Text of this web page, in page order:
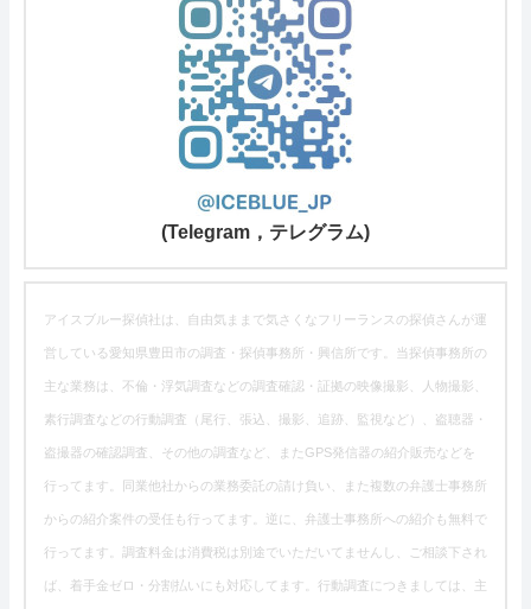
(Telegram，テレグラム)
アイスブルー探偵社は、自由気ままで気さくなフリーランスの探偵さんが運
営している愛知県豊田市の調査・探偵事務所・興信所です。当探偵事務所の
主な業務は、不倫・浮気調査などの調査確認・証拠の映像撮影、人物撮影、
素行調査などの行動調査（尾行、張込、撮影、追跡、監視など）、盗聴器・
盗撮器の確認調査、その他の調査など、またGPS発信器の紹介販売などを
行ってます。同業他社からの業務委託の請け負い、また複数の弁護士事務所
からの紹介案件の受任も行ってます。逆に、弁護士事務所への紹介も無料で
行ってます。調査料金は消費税は別途でいただいてませんし、ご相談下され
ば、着手金ゼロ・分割払いにも対応してます。行動調査につきましては、主